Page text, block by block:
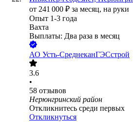
от 241 000 ₽ за месяц, на руки
Опыт 1-3 года
Вахта
Выплаты: Два раза в месяц
АО Усть-СреднеканГЭСстрой
3.6
•
58 отзывов
Нерюнгринский район
Откликнитесь среди первых
Откликнуться